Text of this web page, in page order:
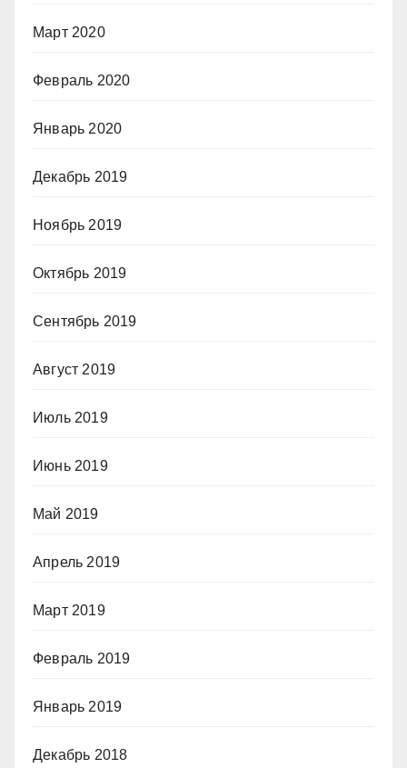
Март 2020
Февраль 2020
Январь 2020
Декабрь 2019
Ноябрь 2019
Октябрь 2019
Сентябрь 2019
Август 2019
Июль 2019
Июнь 2019
Май 2019
Апрель 2019
Март 2019
Февраль 2019
Январь 2019
Декабрь 2018